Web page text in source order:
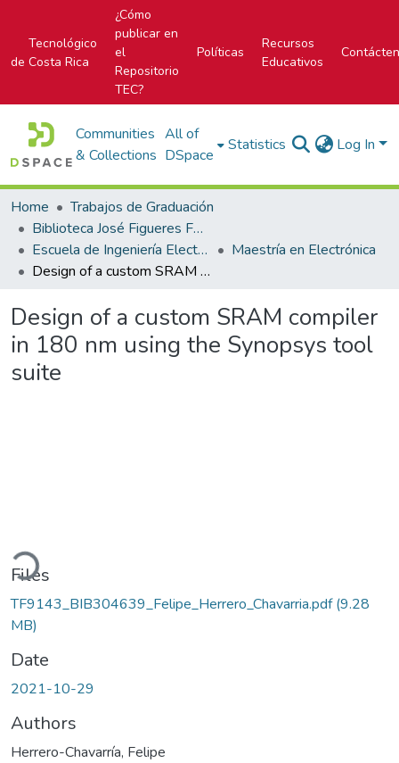
Tecnológico
de Costa Rica
¿Cómo
publicar en
el
Repositorio
TEC?
Políticas
Recursos
Educativos
Communities
& Collections
All of
DSpace
Statistics Log In
Home
Trabajos de Graduación
Biblioteca José Figueres Ferrer
Escuela de Ingeniería Electrónica
Maestría en Electrónica
Design of a custom SRAM compiler in 180 nm using the Synopsys tool suite
Design of a custom SRAM compiler
in 180 nm using the Synopsys tool
suite
Loading...
Files
TF9143_BIB304639_Felipe_Herrero_Chavarria.pdf(9.28
MB)
Date
2021-10-29
Authors
Herrero-Chavarría, Felipe